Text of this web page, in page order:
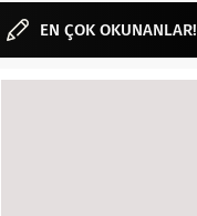
EN ÇOK OKUNANLAR!